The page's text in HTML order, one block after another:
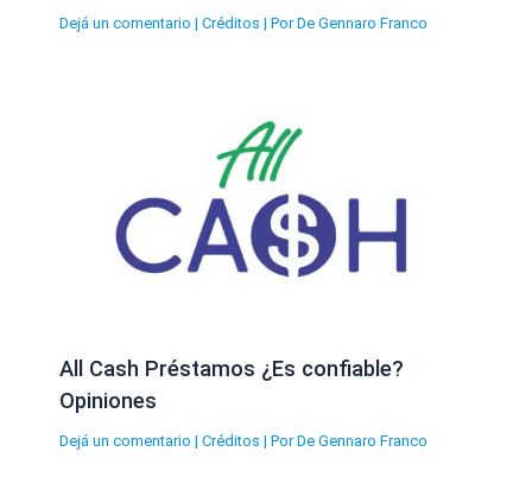
Dejá un comentario | Créditos | Por De Gennaro Franco
All Cash Préstamos ¿Es confiable?
Opiniones
Dejá un comentario | Créditos | Por De Gennaro Franco